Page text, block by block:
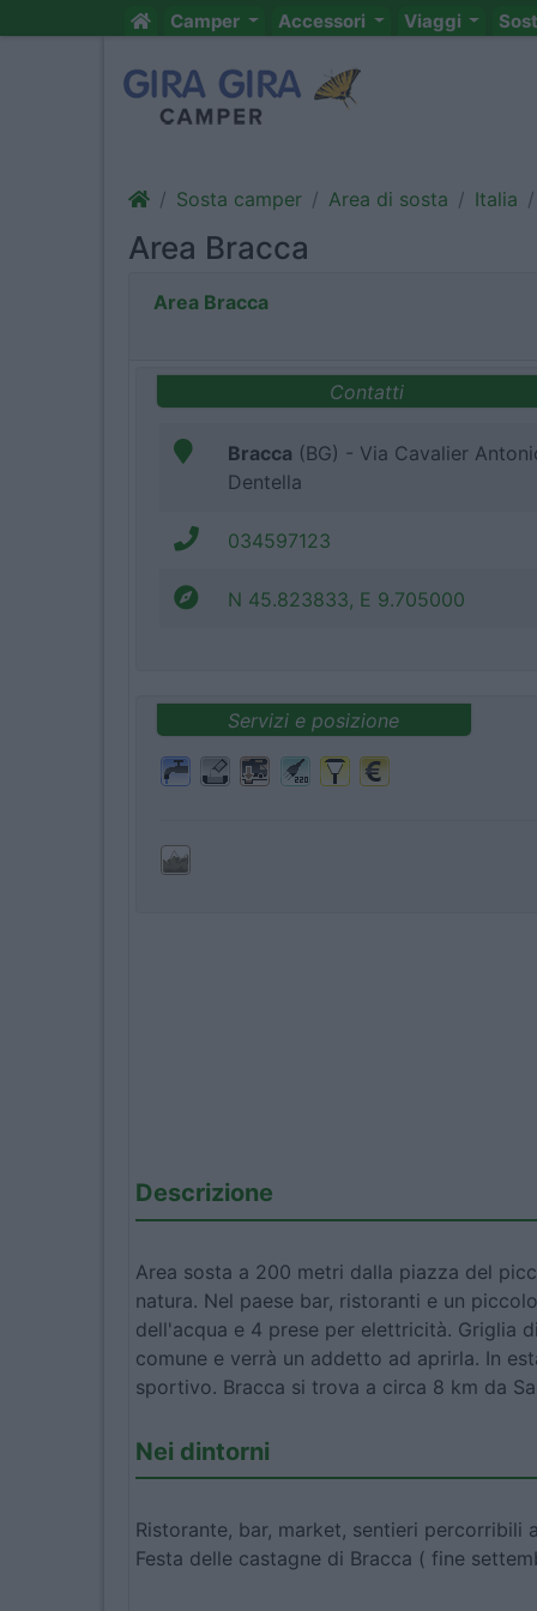
Camper Accessori Viaggi
Sosta camper Area di sosta Italia
Area Bracca
Area Bracca
Contatti
Bracca (BG) - Via Cavalier
Dentella
034597123
N 45.823833, E 9.705000
Servizi e posizione
Descrizione
Area sosta a 200 metri dalla piazza del
natura. Nel paese bar, ristoranti e un
dell'acqua e 4 prese per elettricità. Griglia
comune e verrà un addetto ad aprirla. In
sportivo. Bracca si trova a circa 8 km da
Nei dintorni
Ristorante, bar, market, sentieri percorribili
Festa delle castagne di Bracca ( fine